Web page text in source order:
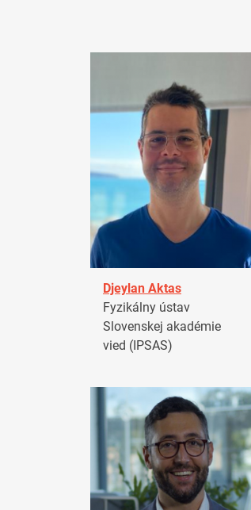
Djeylan Aktas
Fyzikálny ústav
Slovenskej akadémie
vied (IPSAS)